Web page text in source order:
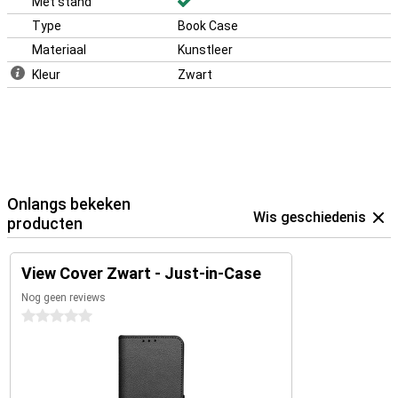
Type
Book Case
Materiaal
Kunstleer
Kleur
Zwart
Onlangs bekeken
producten
Wis geschiedenis
View Cover Zwart - Just-in-Case
Nog geen reviews
0 sterren